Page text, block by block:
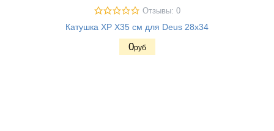
Отзывы: 0
Катушка XP X35 см для Deus 28х34
0руб